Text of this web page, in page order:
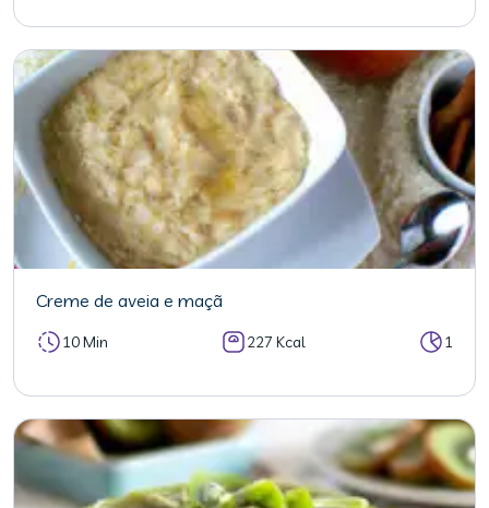
Creme de aveia e maçã
10 Min 227 Kcal 1